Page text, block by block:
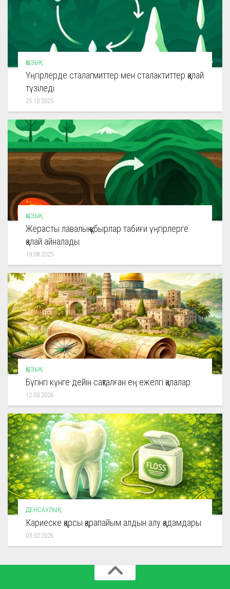
ҚЫЗЫҚ
Үңгірлерде сталагмиттер мен сталактиттер қалай
түзіледі
25.10.2025
ҚЫЗЫҚ
Жерасты лавалық құбырлар табиғи үңгірлерге
қалай айналады
19.08.2025
ҚЫЗЫҚ
Бүгінгі күнге дейін сақталған ең ежелгі қалалар
12.03.2026
ДЕНСАУЛЫҚ
Кариеске қарсы қарапайым алдын алу қадамдары
03.02.2026